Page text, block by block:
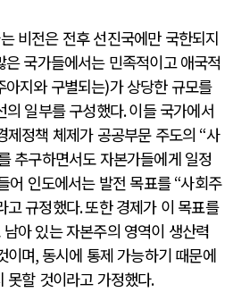
비전은 전후 선진국에만 국한되지
국가들에서는 민족적이고 애국적
아지와 구별되는)가 상당한 규모를
의 일부를 구성했다.이들 국가에서
정책 체제가 공공부문 주도의 “사
추구하면서도 자본가들에게 일정
어 인도에서는 발전 목표를“사회주
고 규정했다.또한 경제가 이 목표를
아 있는 자본주의 영역이 생산력
이며, 동시에 통제 가능하기 때문에
못할 것이라고 가정했다.